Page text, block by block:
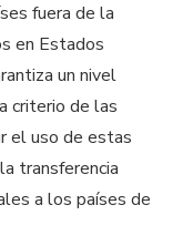
fuera de la
en Estados
un nivel
criterio de las
el uso de estas
transferencia
a los países de